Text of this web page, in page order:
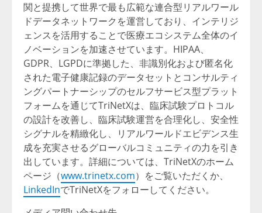
関と提携して世界で最も広範な連合型リアルワール
ドデータネットワークを運営しており、インテリジ
ェンスを活用することで医療エコシステム全体のイ
ノベーションを加速させています。HIPAA、
GDPR、LGPDに準拠した、非識別化および匿名化
された電子健康記録のデータセットとコンサルティ
ングパートナーシップのセルフサービス型プラット
フォームを通じてTriNetXは、臨床試験プロトコル
の設計を改善し、臨床試験運営を合理化し、安全性
シグナルを精緻化し、リアルワールドエビデンス生
成を充実させるグローバルコミュニティの力を引き
出しています。詳細については、TriNetXのホーム
ページ（www.trinetx.com）をご覧いただくか、
LinkedInでTriNetXをフォローしてください。